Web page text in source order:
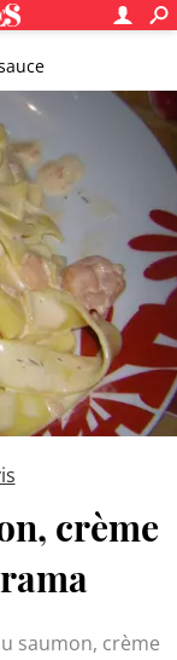
crème
saumon, crème